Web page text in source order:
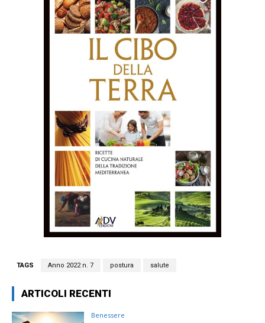
TAGS Anno 2022 n. 7 postura salute
ARTICOLI RECENTI
Benessere